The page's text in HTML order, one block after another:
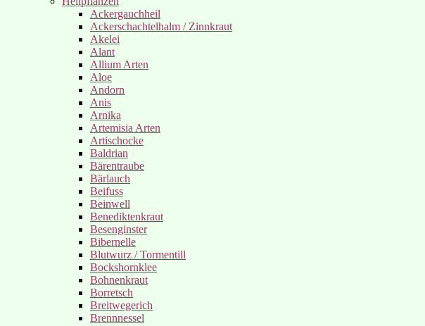
Ackergauchheil
Ackerschachtelhalm / Zinnkraut
Akelei
Alant
Allium Arten
Aloe
Andorn
Anis
Arnika
Artemisia Arten
Artischocke
Baldrian
Bärentraube
Bärlauch
Beifuss
Beinwell
Benediktenkraut
Besenginster
Bibernelle
Blutwurz / Tormentill
Bockshornklee
Bohnenkraut
Borretsch
Breitwegerich
Brennnessel